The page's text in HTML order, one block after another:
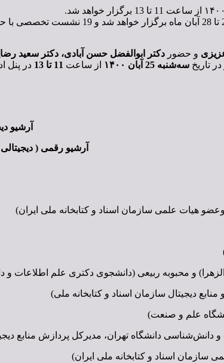
و حضور دکتر ابوالفضل حسن آبادی، دکتر سعید
در تاریخ سه‌شنبه 25 آبان ۱۴۰۰ از ساعت 11 تا 13 در پنل
آرشیو
آرشیو رقمی (
هیات علمی سازمان اسناد و کتابخانه ملی ایران)
و محبوبه ربیعی (دانشجوی دکتری علم اطلاعات و
دیجیتال سازمان اسناد و کتابخانه ملی)
علم و صنعت)
دانش‌شناسی دانشگاه تهران، مدیرکل پردازش منابع
اسناد و کتابخانه ملی ایران)